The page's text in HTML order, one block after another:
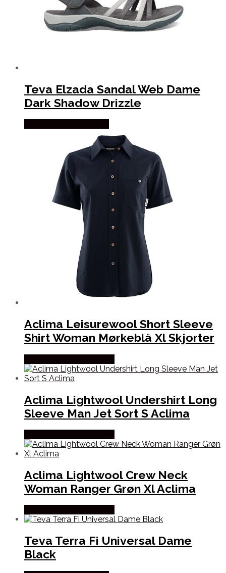
Teva Elzada Sandal Web Dame
Dark Shadow Drizzle
Aclima Leisurewool Short Sleeve
Shirt Woman Mørkeblå Xl Skjorter
Aclima Lightwool Undershirt Long
Sleeve Man Jet Sort S Aclima
Aclima Lightwool Crew Neck
Woman Ranger Grøn Xl Aclima
Teva Terra Fi Universal Dame
Black